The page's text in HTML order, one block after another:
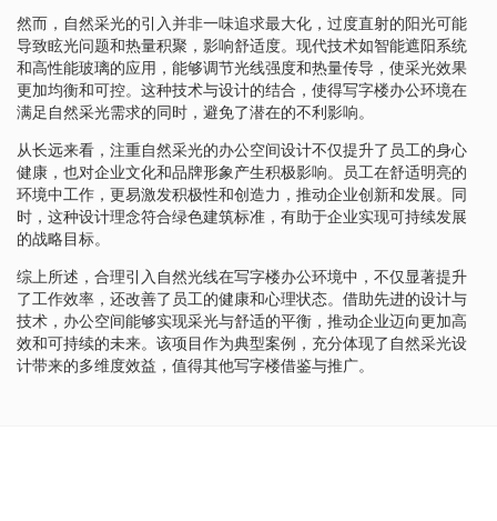
然而，自然采光的引入并非一味追求最大化，过度直射的阳光可能
导致眩光问题和热量积聚，影响舒适度。现代技术如智能遮阳系统
和高性能玻璃的应用，能够调节光线强度和热量传导，使采光效果
更加均衡和可控。这种技术与设计的结合，使得写字楼办公环境在
满足自然采光需求的同时，避免了潜在的不利影响。
从长远来看，注重自然采光的办公空间设计不仅提升了员工的身心
健康，也对企业文化和品牌形象产生积极影响。员工在舒适明亮的
环境中工作，更易激发积极性和创造力，推动企业创新和发展。同
时，这种设计理念符合绿色建筑标准，有助于企业实现可持续发展
的战略目标。
综上所述，合理引入自然光线在写字楼办公环境中，不仅显著提升
了工作效率，还改善了员工的健康和心理状态。借助先进的设计与
技术，办公空间能够实现采光与舒适的平衡，推动企业迈向更加高
效和可持续的未来。该项目作为典型案例，充分体现了自然采光设
计带来的多维度效益，值得其他写字楼借鉴与推广。